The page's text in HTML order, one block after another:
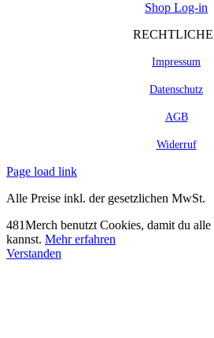
Shop Log-in
Impressum
Datenschutz
AGB
Widerruf
Page load link
Alle Preise inkl. der gesetzlichen MwSt.
481Merch benutzt Cookies, damit du
kannst. Mehr erfahren
Verstanden